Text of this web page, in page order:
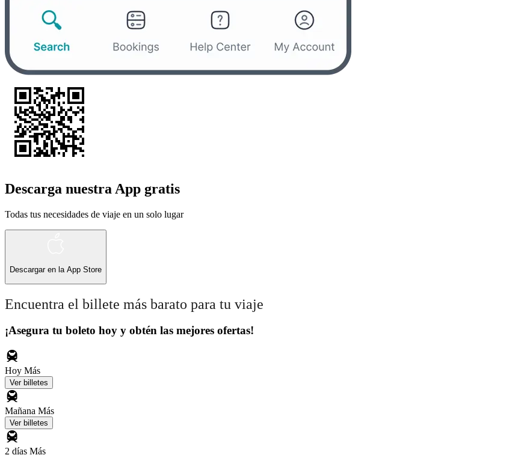
Descarga nuestra App gratis
Todas tus necesidades de viaje en un solo lugar
Descargar en la App Store
Encuentra el billete más barato para tu viaje
¡Asegura tu boleto hoy y obtén las mejores ofertas!
Hoy Más
Ver billetes
Mañana Más
Ver billetes
2 días Más